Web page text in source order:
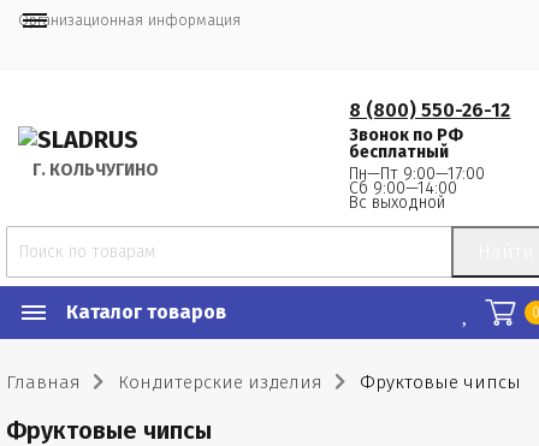
Организационная информация
Г. КОЛЬЧУГИНО
8 (800) 550-26-12
Звонок по РФ
бесплатный
Пн—Пт 9:00—17:00
Сб 9:00—14:00
Вс выходной
Каталог товаров
Главная Кондитерские изделия Фруктовые чипсы
Фруктовые чипсы